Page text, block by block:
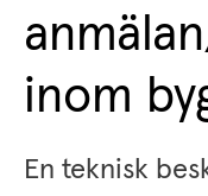
inom
En teknisk